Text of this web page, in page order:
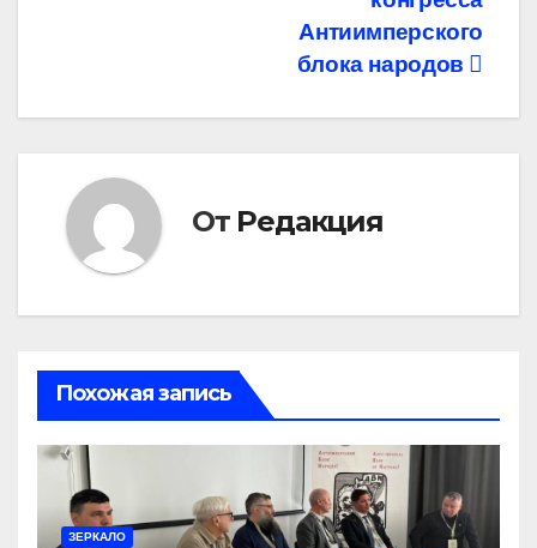
Антиимперского
блока народов
От Редакция
Похожая запись
ЗЕРКАЛО